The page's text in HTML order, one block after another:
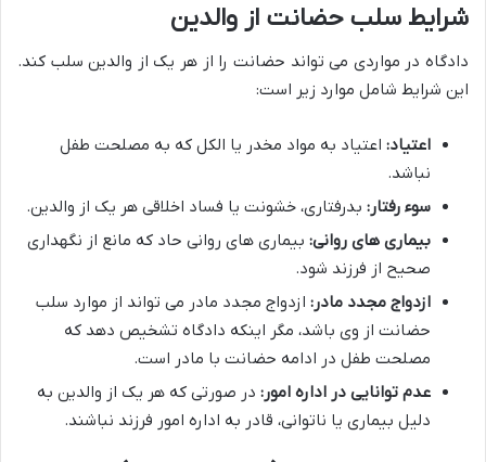
شرایط سلب حضانت از والدین
دادگاه در مواردی می تواند حضانت را از هر یک از والدین سلب کند.
این شرایط شامل موارد زیر است:
اعتیاد: اعتیاد به مواد مخدر یا الکل که به مصلحت طفل
نباشد.
سوء رفتار: بدرفتاری، خشونت یا فساد اخلاقی هر یک از والدین.
بیماری های روانی: بیماری های روانی حاد که مانع از نگهداری
صحیح از فرزند شود.
ازدواج مجدد مادر: ازدواج مجدد مادر می تواند از موارد سلب
حضانت از وی باشد، مگر اینکه دادگاه تشخیص دهد که
مصلحت طفل در ادامه حضانت با مادر است.
عدم توانایی در اداره امور: در صورتی که هر یک از والدین به
دلیل بیماری یا ناتوانی، قادر به اداره امور فرزند نباشند.